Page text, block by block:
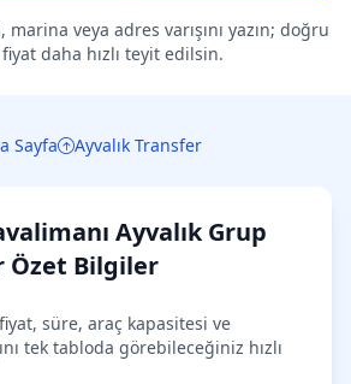
veya adres varışını yazın; doğru
daha hızlı teyit edilsin.
Sayfa Ayvalık Transfer
Ayvalık Grup
Özet Bilgiler
süre, araç kapasitesi ve
tek tabloda görebileceğiniz hızlı